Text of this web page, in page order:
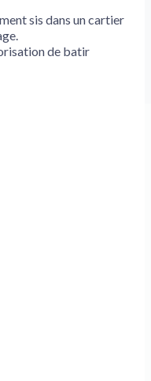
sis dans un cartier
de batir